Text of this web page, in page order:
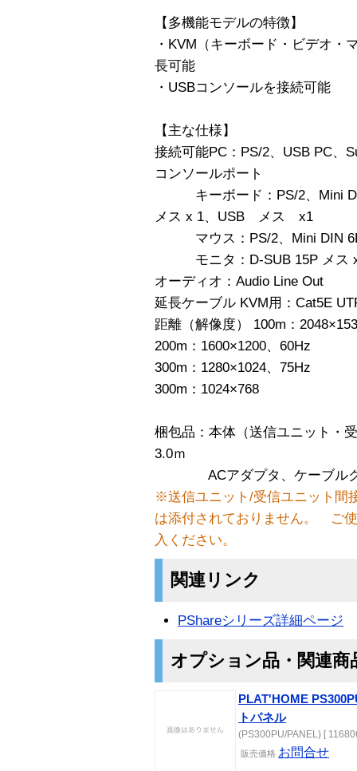
【多機能モデルの特徴】
・KVM（キーボード・ビデオ・
長可能
・USBコンソールを接続可能
【主な仕様】
接続可能PC：PS/2、USB PC、
コンソールポート
キーボード：PS/2、Mini
メス x 1、USB メス x1
マウス：PS/2、Mini DIN
モニタ：D-SUB 15P メス
オーディオ：Audio Line Out
延長ケーブル KVM用：Cat5E
距離（解像度） 100m：
200m：1600×1200、60Hz
300m：1280×1024、75Hz
300m：1024×768
梱包品：本体（送信ユニット・
3.0ｍ
ACアダプタ、ケーブルク
※送信ユニット/受信ユニット間
は添付されておりません。 ご
入ください。
関連リンク
PShareシリーズ詳細ページ
オプション品・関連商
PLAT'HOME
トパネル
(PS300PU/PANEL) [
販売価格 お問合せ